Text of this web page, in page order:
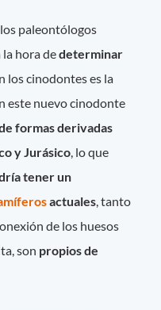
paleontólogos
la hora dedeterminar
los cinodontes es la
este nuevo cinodonte
formas derivadas
y Jurásico, lo que
tener un
actuales, tanto
de los huesos
son propios de